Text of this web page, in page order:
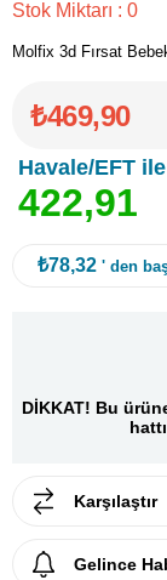
Stok Miktarı : 0
Molfix 3d Fırsat
₺469,90
Havale/EFT
422,91
₺78,32 ' den
DİKKAT! Bu
Karşılaştır
Gelince